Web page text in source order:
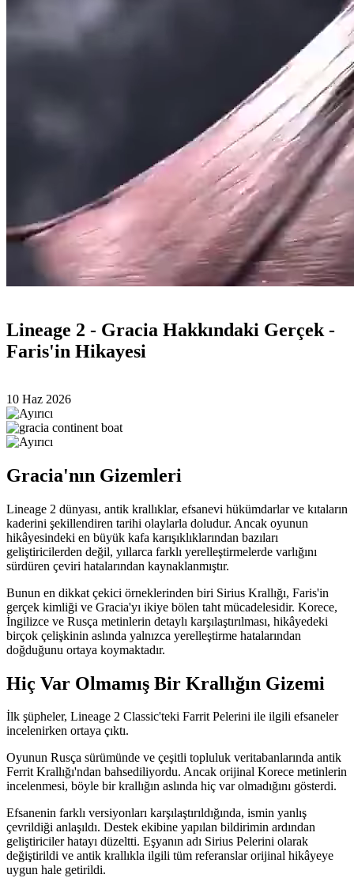
Lineage 2 - Gracia Hakkındaki Gerçek -
Faris'in Hikayesi
10 Haz 2026
Gracia'nın Gizemleri
Lineage 2 dünyası, antik krallıklar, efsanevi hükümdarlar ve kıtaların
kaderini şekillendiren tarihi olaylarla doludur. Ancak oyunun
hikâyesindeki en büyük kafa karışıklıklarından bazıları
geliştiricilerden değil, yıllarca farklı yerelleştirmelerde varlığını
sürdüren çeviri hatalarından kaynaklanmıştır.
Bunun en dikkat çekici örneklerinden biri Sirius Krallığı, Faris'in
gerçek kimliği ve Gracia'yı ikiye bölen taht mücadelesidir. Korece,
İngilizce ve Rusça metinlerin detaylı karşılaştırılması, hikâyedeki
birçok çelişkinin aslında yalnızca yerelleştirme hatalarından
doğduğunu ortaya koymaktadır.
Hiç Var Olmamış Bir Krallığın Gizemi
İlk şüpheler, Lineage 2 Classic'teki Farrit Pelerini ile ilgili efsaneler
incelenirken ortaya çıktı.
Oyunun Rusça sürümünde ve çeşitli topluluk veritabanlarında antik
Ferrit Krallığı'ndan bahsediliyordu. Ancak orijinal Korece metinlerin
incelenmesi, böyle bir krallığın aslında hiç var olmadığını gösterdi.
Efsanenin farklı versiyonları karşılaştırıldığında, ismin yanlış
çevrildiği anlaşıldı. Destek ekibine yapılan bildirimin ardından
geliştiriciler hatayı düzeltti. Eşyanın adı Sirius Pelerini olarak
değiştirildi ve antik krallıkla ilgili tüm referanslar orijinal hikâyeye
uygun hale getirildi.